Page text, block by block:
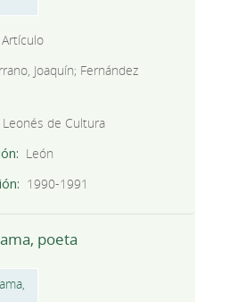
Artículo
Joaquín; Fernández
de Cultura
León
1990-1991
poeta